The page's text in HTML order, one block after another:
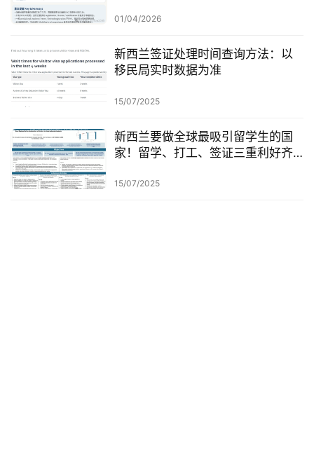
01/04/2026
新西兰签证处理时间查询方法：以
移民局实时数据为准
15/07/2025
新西兰要做全球最吸引留学生的国
家！留学、打工、签证三重利好齐
15/07/2025